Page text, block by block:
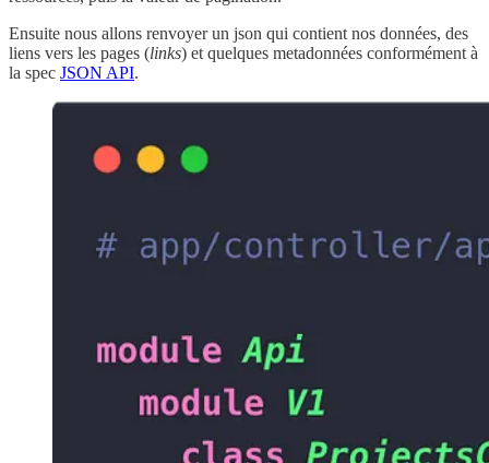
Ensuite nous allons renvoyer un json qui contient nos données, des
liens vers les pages (links) et quelques metadonnées conformément à
la spec JSON API.